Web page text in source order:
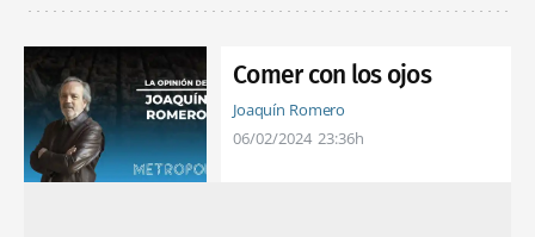
Comer con los ojos
Joaquín Romero
06/02/2024 23:36h